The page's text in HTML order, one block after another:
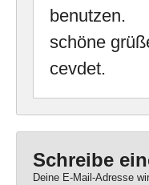
benutzen.
schöne
cevdet.
Schreibe
Deine E-Mail-Adresse